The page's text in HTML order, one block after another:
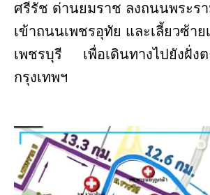
ศรีรัช ด่านยมราช ลงถนนพระรา
เข้าถนนเพชรอุทัย และเลี้ยวซ้า
เพชรบุรี เพื่อเดินทางไปยังฝั่ง
กรุงเทพฯ